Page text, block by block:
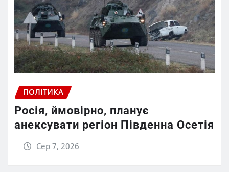
ПОЛІТИКА
Росія, ймовірно, планує
анексувати регіон Південна Осетія
Сер 7, 2026